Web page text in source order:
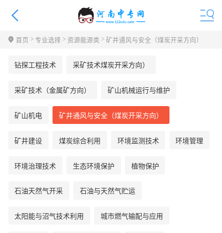
首页 >专业选择 >资源能源类 >矿井通风与安全（煤炭开采方向）
钻探工程技术 采矿技术煤炭开采方向）
采矿技术（金属矿方向） 矿山机械运行与维护
矿山机电 矿井通风与安全（煤炭开采方向）
矿井建设 煤炭综合利用 环境监测技术 环境管理
环境治理技术 生态环境保护 植物保护
石油天然气开采 石油与天然气贮运
太阳能与沼气技术利用 城市燃气输配与应用